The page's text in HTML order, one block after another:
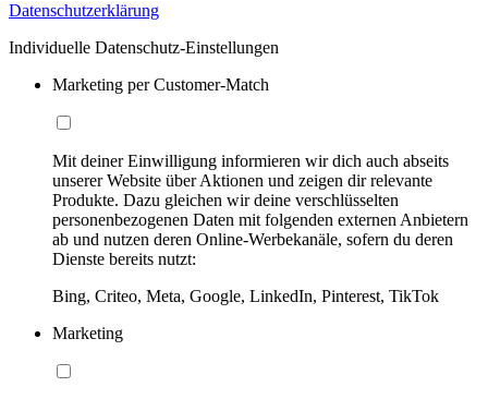
Datenschutzerklärung
Individuelle Datenschutz-Einstellungen
Marketing per Customer-Match
Mit deiner Einwilligung informieren wir dich auch abseits
unserer Website über Aktionen und zeigen dir relevante
Produkte. Dazu gleichen wir deine verschlüsselten
personenbezogenen Daten mit folgenden externen Anbietern
ab und nutzen deren Online-Werbekanäle, sofern du deren
Dienste bereits nutzt:
Bing, Criteo, Meta, Google, LinkedIn, Pinterest, TikTok
Marketing